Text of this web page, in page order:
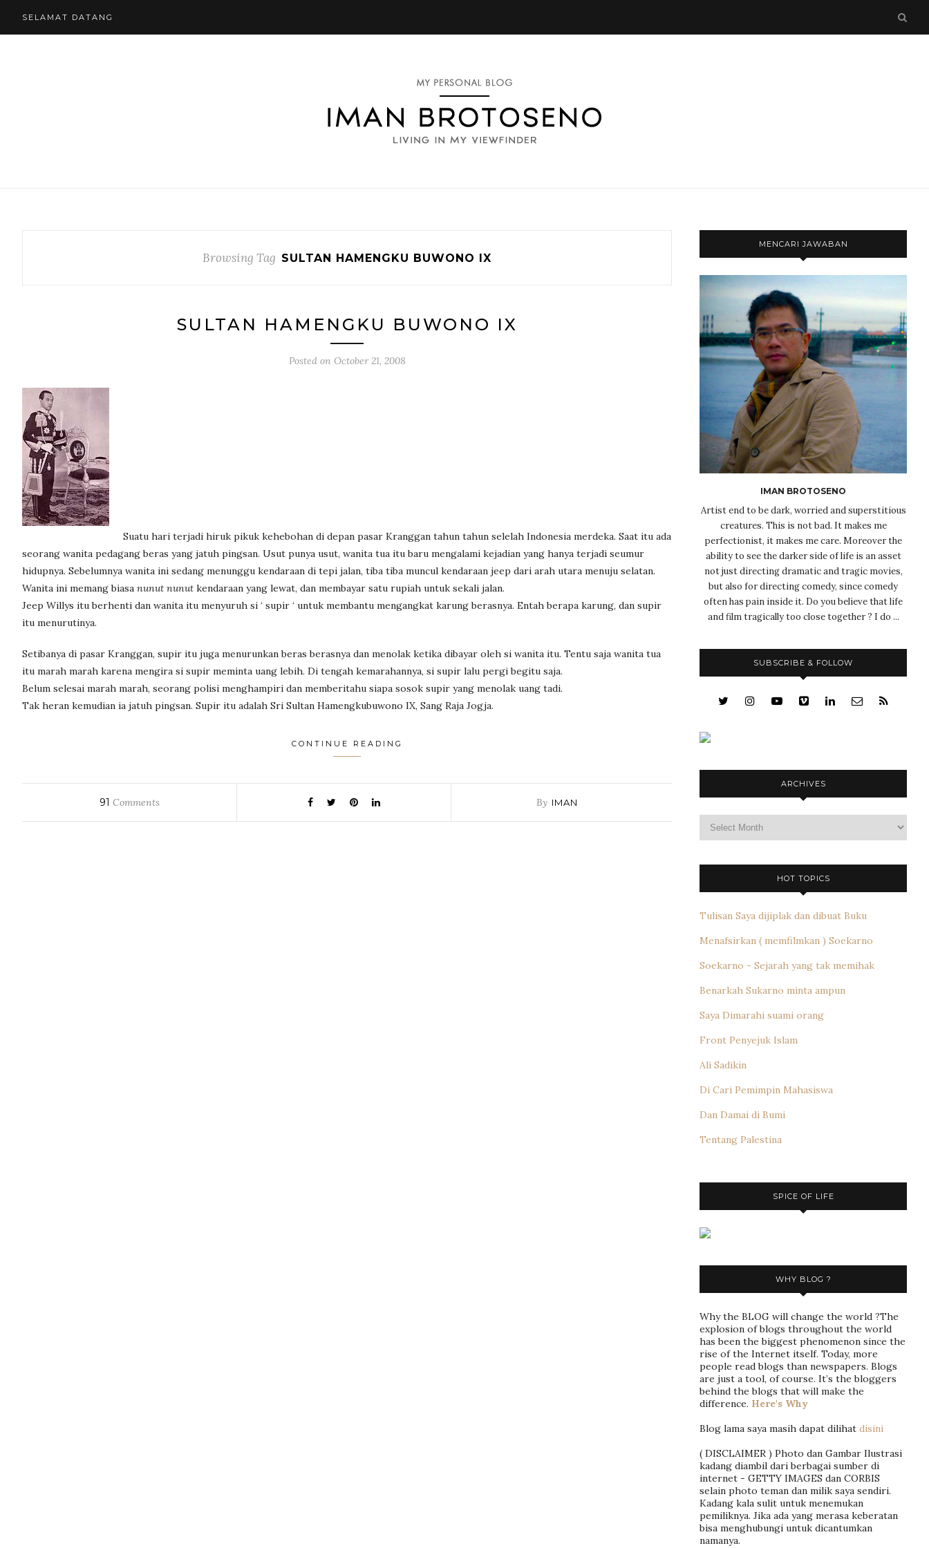
SELAMAT DATANG
Browsing Tag SULTAN HAMENGKU BUWONO IX
SULTAN HAMENGKU BUWONO IX
Posted on October 21, 2008
Suatu hari terjadi hiruk pikuk kehebohan di depan pasar Kranggan tahun tahun selelah Indonesia merdeka. Saat itu ada
seorang wanita pedagang beras yang jatuh pingsan. Usut punya usut, wanita tua itu baru mengalami kejadian yang hanya terjadi seumur
hidupnya. Sebelumnya wanita ini sedang menunggu kendaraan di tepi jalan, tiba tiba muncul kendaraan jeep dari arah utara menuju selatan.
Wanita ini memang biasa nunut nunut kendaraan yang lewat, dan membayar satu rupiah untuk sekali jalan.
Jeep Willys itu berhenti dan wanita itu menyuruh si ‘ supir ‘ untuk membantu mengangkat karung berasnya. Entah berapa karung, dan supir
itu menurutinya.
Setibanya di pasar Kranggan, supir itu juga menurunkan beras berasnya dan menolak ketika dibayar oleh si wanita itu. Tentu saja wanita tua
itu marah marah karena mengira si supir meminta uang lebih. Di tengah kemarahannya, si supir lalu pergi begitu saja.
Belum selesai marah marah, seorang polisi menghampiri dan memberitahu siapa sosok supir yang menolak uang tadi.
Tak heran kemudian ia jatuh pingsan. Supir itu adalah Sri Sultan Hamengkubuwono IX, Sang Raja Jogja.
CONTINUE READING
91 Comments By IMAN
MENCARI JAWABAN
IMAN BROTOSENO
Artist end to be dark, worried and superstitious
creatures. This is not bad. It makes me
perfectionist, it makes me care. Moreover the
ability to see the darker side of life is an asset
not just directing dramatic and tragic movies,
but also for directing comedy, since comedy
often has pain inside it. Do you believe that life
and film tragically too close together ? I do ...
SUBSCRIBE & FOLLOW
ARCHIVES
HOT TOPICS
Tulisan Saya dijiplak dan dibuat Buku
Menafsirkan ( memfilmkan ) Soekarno
Soekarno - Sejarah yang tak memihak
Benarkah Sukarno minta ampun
Saya Dimarahi suami orang
Front Penyejuk Islam
Ali Sadikin
Di Cari Pemimpin Mahasiswa
Dan Damai di Bumi
Tentang Palestina
SPICE OF LIFE
WHY BLOG ?
Why the BLOG will change the world ?The
explosion of blogs throughout the world
has been the biggest phenomenon since the
rise of the Internet itself. Today, more
people read blogs than newspapers. Blogs
are just a tool, of course. It’s the bloggers
behind the blogs that will make the
difference. Here's Why
Blog lama saya masih dapat dilihat disini
( DISCLAIMER ) Photo dan Gambar Ilustrasi
kadang diambil dari berbagai sumber di
internet - GETTY IMAGES dan CORBIS
selain photo teman dan milik saya sendiri.
Kadang kala sulit untuk menemukan
pemiliknya. Jika ada yang merasa keberatan
bisa menghubungi untuk dicantumkan
namanya.